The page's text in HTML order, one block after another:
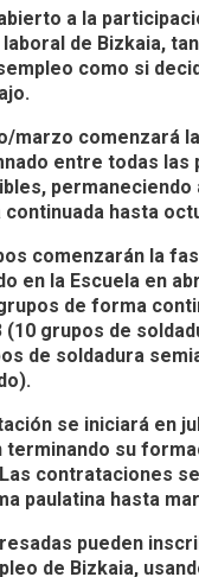
a la
de Bizkaia,
como si
marzo comenzará
entre todas las
hasta
comenzarán la
en la Escuela en
de forma
(10 grupos de
de soldadura
se iniciará en
terminando su
contrataciones
paulatina hasta
pueden
de Bizkaia,